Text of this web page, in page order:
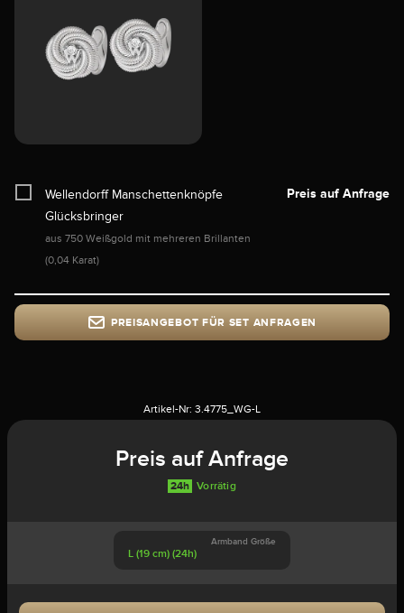
Wellendorff Manschettenknöpfe
Glücksbringer
aus 750 Weißgold mit mehreren Brillanten
(0,04 Karat)
Preis auf Anfrage
PREISANGEBOT FÜR SET ANFRAGEN
Artikel-Nr: 3.4775_WG-L
Preis auf Anfrage
24h Vorrätig
L (19 cm) (24h)
Armband Größe